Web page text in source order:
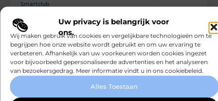
Uw privacy is belangrijk voor
ons.
Wij maken gebruik van cookies en vergelijkbare technologieën om te
begrijpen hoe onze website wordt gebruikt en om uw ervaring te
verbeteren. Afhankelijk van uw voorkeuren worden cookies ingezet
voor bijvoorbeeld gepersonaliseerde advertenties en het analyseren
van bezoekersgedrag. Meer informatie vindt u in ons cookiebeleid.
Alles Toestaan
Smartclub